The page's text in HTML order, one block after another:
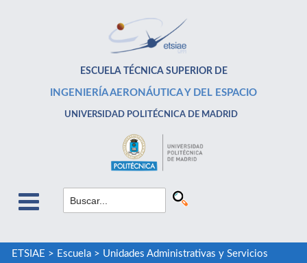
ESCUELA TÉCNICA SUPERIOR DE
INGENIERÍA AERONÁUTICA Y DEL ESPACIO
UNIVERSIDAD POLITÉCNICA DE MADRID
ETSIAE > Escuela> Unidades Administrativas y Servicios